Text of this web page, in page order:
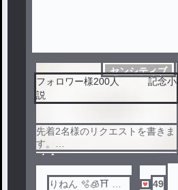
1
ノベ
センシティブ
フォロワー様200人 記念小
説
先着2名様のリクエストを書きま
す。
揃うまで書く予定はありませ
ん！！
りねん 🫧🧊⛩️ @
49